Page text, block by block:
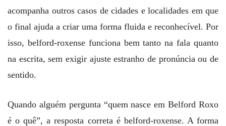
acompanha outros casos de cidades e localidades em que
o final ajuda a criar uma forma fluida e reconhecível. Por
isso, belford-roxense funciona bem tanto na fala quanto
na escrita, sem exigir ajuste estranho de pronúncia ou de
sentido.
Quando alguém pergunta “quem nasce em Belford Roxo
é o quê”, a resposta correta é belford-roxense. A forma